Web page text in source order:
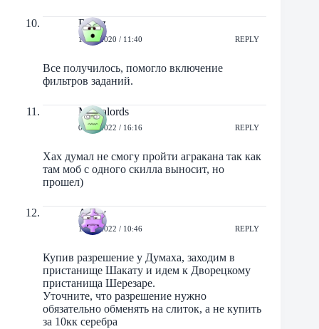
Bezzz
19/12/2020 / 11:40 REPLY
Все получилось, помогло включение
фильтров заданий.
Mentalords
01/09/2022 / 16:16 REPLY
Хах думал не смогу пройти агракана так как
там моб с одного скилла выносит, но
прошел)
Antey
10/10/2022 / 10:46 REPLY
Купив разрешение у Думаха, заходим в
пристанище Шакату и идем к Дворецкому
пристанища Шерезаре.
Уточните, что разрешение нужно
обязательно обменять на слиток, а не купить
за 10кк серебра